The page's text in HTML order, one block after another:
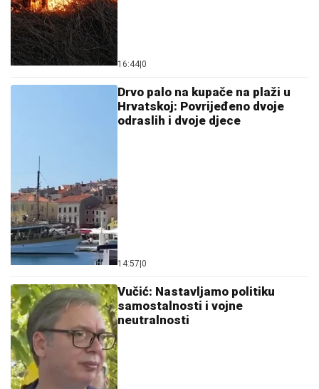
16:44 0
Drvo palo na kupače na plaži u
Hrvatskoj: Povrijeđeno dvoje
odraslih i dvoje djece
14:57 0
Vučić: Nastavljamo politiku
samostalnosti i vojne
neutralnosti